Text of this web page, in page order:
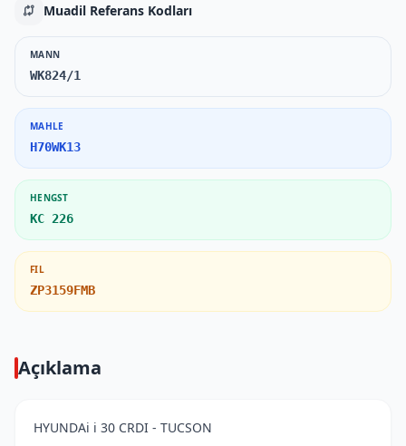
Muadil Referans Kodları
MANN
WK824/1
MAHLE
H70WK13
HENGST
KC 226
FIL
ZP3159FMB
Açıklama
HYUNDAi i 30 CRDI - TUCSON